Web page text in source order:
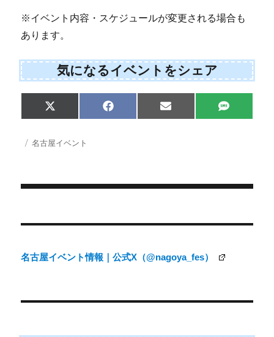
※イベント内容・スケジュールが変更される場合も
あります。
気になるイベントをシェア
Share
on
X
(
w
i
r
Share
on
F
a
Share
on
E
m
Share
on
S
M
投 カ
名古屋イベント
稿
ビ
ー
名古屋イベント情報｜公式X（@nagoya_fes）